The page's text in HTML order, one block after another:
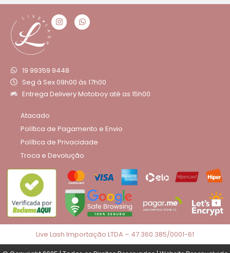
19 99359 9448
Seg à Sex 09h00 às 17h00
Entrega Delivery Motoboy até as 15h00
Atacado
Política de Pagamento e Envio
Política de Privacidade
Troca e Devolução
Live Lash Importação LTDA – 47.360.385/0001-61